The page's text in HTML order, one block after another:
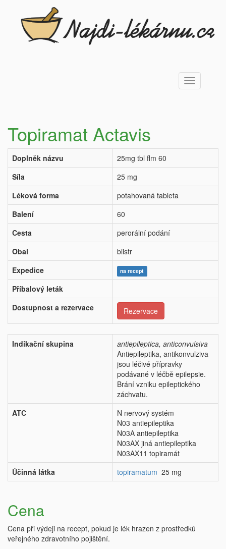
Toggle
navigation
Topiramat Actavis
Doplněk názvu
25mg tbl flm 60
Síla
25 mg
Léková forma
potahovaná tableta
Balení
60
Cesta
perorální podání
Obal
blistr
Expedice
na recept
Příbalový leták
Dostupnost a rezervace
Rezervace
Indikační skupina
antiepileptica, anticonvulsiva
Antiepileptika, antikonvulziva
jsou léčivé přípravky
podávané v léčbě epilepsie.
Brání vzniku epileptického
záchvatu.
ATC
N nervový systém
N03 antiepileptika
N03A antiepileptika
N03AX jiná antiepileptika
N03AX11 topiramát
Účinná látka
topiramatum 25 mg
Cena
Cena při výdeji na recept, pokud je lék hrazen z prostředků
veřejného zdravotního pojištění.